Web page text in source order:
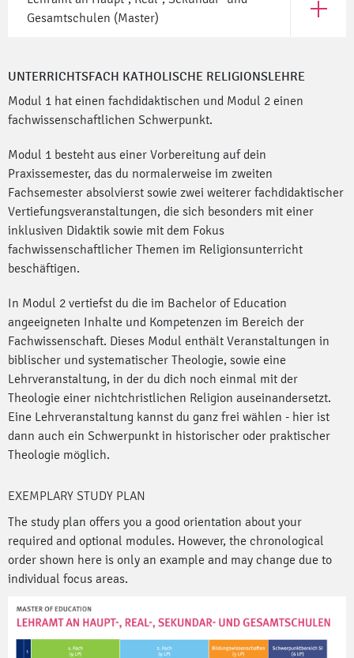
Gesamtschulen (Master)
Open
UNTERRICHTSFACH KATHOLISCHE RELIGIONSLEHRE
Modul 1 hat einen fachdidaktischen und Modul 2 einen
fachwissenschaftlichen Schwerpunkt.
Modul 1 besteht aus einer Vorbereitung auf dein
Praxissemester, das du normalerweise im zweiten
Fachsemester absolvierst sowie zwei weiterer fachdidaktischer
Vertiefungsveranstaltungen, die sich besonders mit einer
inklusiven Didaktik sowie mit dem Fokus
fachwissenschaftlicher Themen im Religionsunterricht
beschäftigen.
In Modul 2 vertiefst du die im Bachelor of Education
angeeigneten Inhalte und Kompetenzen im Bereich der
Fachwissenschaft. Dieses Modul enthält Veranstaltungen in
biblischer und systematischer Theologie, sowie eine
Lehrveranstaltung, in der du dich noch einmal mit der
Theologie einer nichtchristlichen Religion auseinandersetzt.
Eine Lehrveranstaltung kannst du ganz frei wählen - hier ist
dann auch ein Schwerpunkt in historischer oder praktischer
Theologie möglich.
EXEMPLARY STUDY PLAN
The study plan offers you a good orientation about your
required and optional modules. However, the chronological
order shown here is only an example and may change due to
individual focus areas.